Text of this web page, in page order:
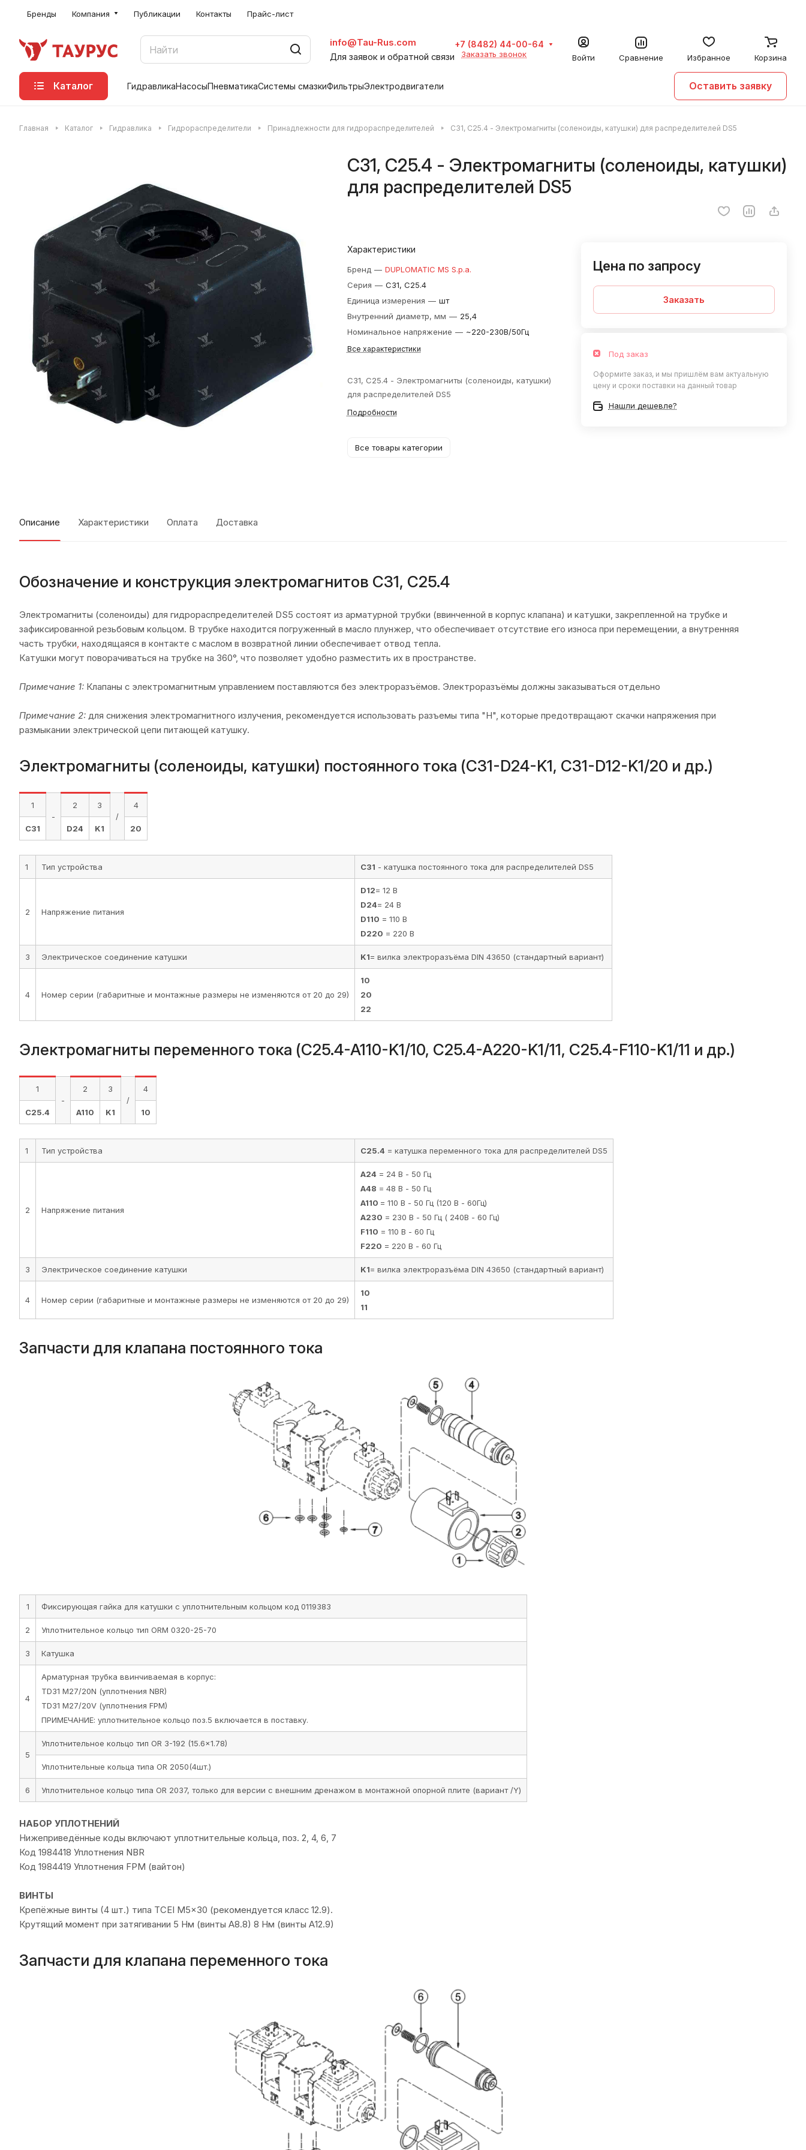
Бренды Компания Публикации Контакты Прайс-лист
info@Tau-Rus.com
Для заявок и обратной связи
+7 (8482) 44-00-64
Заказать звонок Войти Сравнение Избранное Корзина
Каталог ГидравликаНасосыПневматикаСистемы смазкиФильтрыЭлектродвигатели Оставить заявку
Главная Каталог Гидравлика Гидрораспределители Принадлежности для гидрораспределителей С31, C25.4 - Электромагниты (соленоиды, катушки) для распределителей DS5
С31, C25.4 - Электромагниты (соленоиды, катушки)
для распределителей DS5
Характеристики
Бренд — DUPLOMATIC MS S.p.a.
Серия — С31, C25.4
Единица измерения — шт
Внутренний диаметр, мм — 25,4
Номинальное напряжение — ~220-230В/50Гц
Все характеристики
С31, C25.4 - Электромагниты (соленоиды, катушки)
для распределителей DS5
Подробности
Все товары категории
Цена по запросу
Заказать
Под заказ
Оформите заказ, и мы пришлём вам актуальную
цену и сроки поставки на данный товар
Нашли дешевле?
Описание Характеристики Оплата Доставка
Обозначение и конструкция электромагнитов С31, C25.4
Электромагниты (соленоиды) для гидрораспределителей DS5 состоят из арматурной трубки (ввинченной в корпус клапана) и катушки, закрепленной на трубке и
зафиксированной резьбовым кольцом. В трубке находится погруженный в масло плунжер, что обеспечивает отсутствие его износа при перемещении, а внутренняя
часть трубки, находящаяся в контакте с маслом в возвратной линии обеспечивает отвод тепла.
Катушки могут поворачиваться на трубке на 360°, что позволяет удобно разместить их в пространстве.
Примечание 1: Клапаны с электромагнитным управлением поставляются без электроразъёмов. Электроразъёмы должны заказываться отдельно
Примечание 2: для снижения электромагнитного излучения, рекомендуется использовать разъемы типа "H", которые предотвращают скачки напряжения при
размыкании электрической цепи питающей катушку.
Электромагниты (соленоиды, катушки) постоянного тока (C31-D24-K1, C31-D12-K1/20 и др.)
1
-
2
3
/
4
C31 D24 K1 20
1 Тип устройства C31 - катушка постоянного тока для распределителей DS5
2 Напряжение питания
D12= 12 В
D24= 24 В
D110 = 110 В
D220 = 220 В
3 Электрическое соединение катушки K1= вилка электроразъёма DIN 43650 (стандартный вариант)
4 Номер серии (габаритные и монтажные размеры не изменяются от 20 до 29)
10
20
22
Электромагниты переменного тока (C25.4-A110-K1/10, C25.4-A220-K1/11, C25.4-F110-K1/11 и др.)
1
-
2
3
/
4
C25.4 A110 K1 10
1 Тип устройства C25.4 = катушка переменного тока для распределителей DS5
2 Напряжение питания
A24 = 24 В - 50 Гц
A48 = 48 В - 50 Гц
A110 = 110 В - 50 Гц (120 В - 60Гц)
A230 = 230 В - 50 Гц ( 240В - 60 Гц)
F110 = 110 В - 60 Гц
F220 = 220 В - 60 Гц
3 Электрическое соединение катушки K1= вилка электроразъёма DIN 43650 (стандартный вариант)
4 Номер серии (габаритные и монтажные размеры не изменяются от 20 до 29)
10
11
Запчасти для клапана постоянного тока
1 Фиксирующая гайка для катушки с уплотнительным кольцом код 0119383
2 Уплотнительное кольцо тип ORM 0320-25-70
3 Катушка
4
Арматурная трубка ввинчиваемая в корпус:
TD31 M27/20N (уплотнения NBR)
TD31 M27/20V (уплотнения FPM)
ПРИМЕЧАНИЕ: уплотнительное кольцо поз.5 включается в поставку.
5
Уплотнительное кольцо тип OR 3-192 (15.6x1.78)
Уплотнительные кольца типа OR 2050(4шт.)
6 Уплотнительное кольцо типа OR 2037, только для версии с внешним дренажом в монтажной опорной плите (вариант /Y)
НАБОР УПЛОТНЕНИЙ
Нижеприведённые коды включают уплотнительные кольца, поз. 2, 4, 6, 7
Код 1984418 Уплотнения NBR
Код 1984419 Уплотнения FPM (вайтон)
ВИНТЫ
Крепёжные винты (4 шт.) типа TCEI M5x30 (рекомендуется класс 12.9).
Крутящий момент при затягивании 5 Нм (винты А8.8) 8 Нм (винты А12.9)
Запчасти для клапана переменного тока